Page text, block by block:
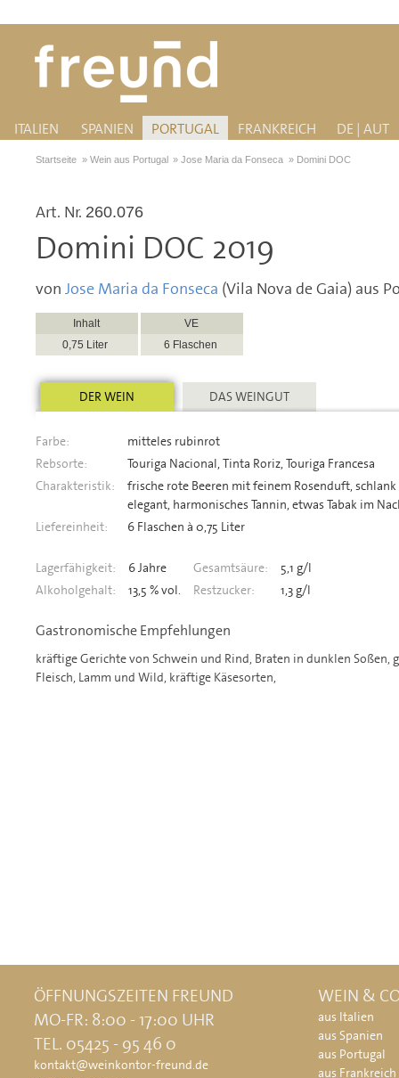
ITALIEN SPANIEN PORTUGAL FRANKREICH DE | AUT
Startseite » Wein aus Portugal »Jose Maria da Fonseca » Domini DOC
Art. Nr. 260.076
Domini DOC 2019
von Jose Maria da Fonseca (Vila Nova de Gaia) aus
Inhalt
VE
0,75 Liter
6 Flaschen
DER WEIN DAS WEINGUT
Farbe:
mitteles rubinrot
Rebsorte:
Touriga Nacional, Tinta Roriz, Touriga Francesa
Charakteristik:
frische rote Beeren mit feinem Rosenduft,
elegant, harmonisches Tannin, etwas Tabak im
Liefereinheit:
6 Flaschen à 0,75 Liter
Lagerfähigkeit: 6 Jahre Gesamtsäure:
5,1 g/l
Alkoholgehalt:
13,5 % vol. Restzucker: 1,3 g/l
Gastronomische Empfehlungen
kräftige Gerichte von Schwein und Rind, Braten in dunklen Soßen,
Fleisch, Lamm und Wild, kräftige Käsesorten,
ÖFFNUNGSZEITEN FREUND
MO-FR: 8:00 - 17:00 UHR
TEL. 05425 - 95 46 0
kontakt@weinkontor-freund.de
WEIN &
aus Italien
aus Spanien
aus Portugal
aus Frankreich